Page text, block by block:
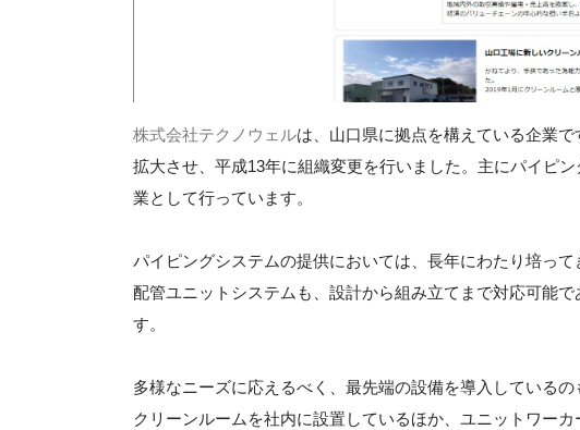
株式会社テクノウェルは、山口県に拠点を構えている企業
拡大させ、平成13年に組織変更を行いました。主にパイピ
業として行っています。
パイピングシステムの提供においては、長年にわたり培っ
配管ユニットシステムも、設計から組み立てまで対応可能
す。
多様なニーズに応えるべく、最先端の設備を導入している
クリーンルームを社内に設置しているほか、ユニットワー